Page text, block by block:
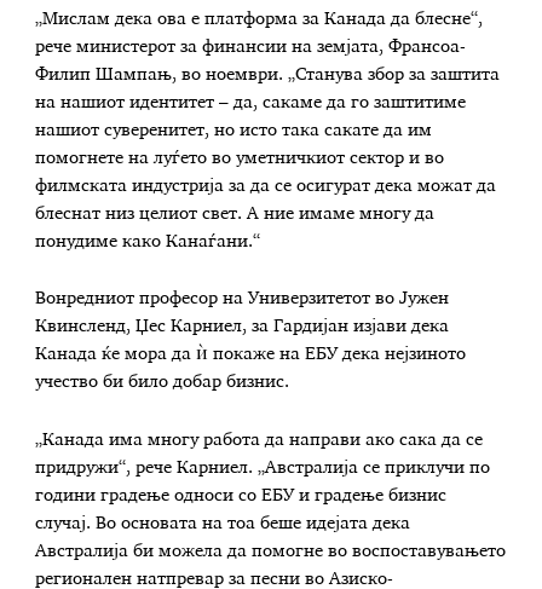
„Мислам дека ова е платформа за Канада да блесне“,
рече министерот за финансии на земјата, Франсоа-
Филип Шампањ, во ноември. „Станува збор за заштита
на нашиот идентитет – да, сакаме да го заштитиме
нашиот суверенитет, но исто така сакате да им
помогнете на луѓето во уметничкиот сектор и во
филмската индустрија за да се осигурат дека можат да
блеснат низ целиот свет. А ние имаме многу да
понудиме како Канаѓани.“
Вонредниот професор на Универзитетот во Јужен
Квинсленд, Џес Карниел, за Гардијан изјави дека
Канада ќе мора да ѝ покаже на ЕБУ дека нејзиното
учество би било добар бизнис.
„Канада има многу работа да направи ако сака да се
придружи“, рече Карниел. „Австралија се приклучи по
години градење односи со ЕБУ и градење бизнис
случај. Во основата на тоа беше идејата дека
Австралија би можела да помогне во воспоставувањето
регионален натпревар за песни во Азиско-